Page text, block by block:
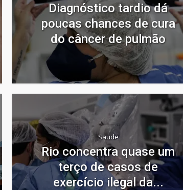
Diagnóstico tardio dá
poucas chances de cura
do câncer de pulmão
Saude
Rio concentra quase um
terço de casos de
exercício ilegal da...